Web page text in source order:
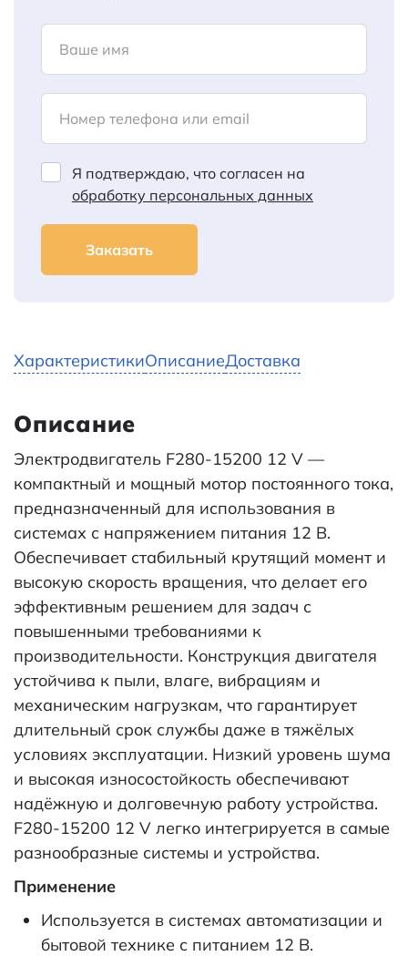
Ваше имя
Номер телефона или email
Я подтверждаю, что согласен на
обработку персональных данных
Заказать
ХарактеристикиОписаниеДоставка
Описание
Электродвигатель F280-15200 12 V —
компактный и мощный мотор постоянного тока,
предназначенный для использования в
системах с напряжением питания 12 В.
Обеспечивает стабильный крутящий момент и
высокую скорость вращения, что делает его
эффективным решением для задач с
повышенными требованиями к
производительности. Конструкция двигателя
устойчива к пыли, влаге, вибрациям и
механическим нагрузкам, что гарантирует
длительный срок службы даже в тяжёлых
условиях эксплуатации. Низкий уровень шума
и высокая износостойкость обеспечивают
надёжную и долговечную работу устройства.
F280-15200 12 V легко интегрируется в самые
разнообразные системы и устройства.
Применение
Используется в системах автоматизации и
бытовой технике с питанием 12 В.